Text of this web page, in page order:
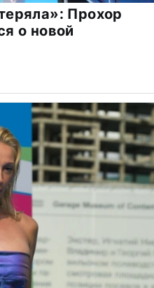
Прохор
о новой